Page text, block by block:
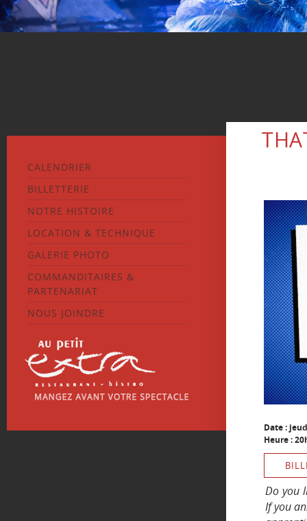
CALENDRIER
BILLETTERIE
NOTRE HISTOIRE
LOCATION & TECHNIQUE
GALERIE PHOTO
COMMANDITAIRES &
PARTENARIAT
NOUS JOINDRE
Date :
Heure :
Do you
If you